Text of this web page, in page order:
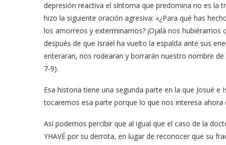
depresión reactiva el síntoma que predomina no es la
hizo la siguiente oración agresiva: «¿Para qué has
los amorreos y exterminarnos? ¡Ojalá nos
después de que Israel ha vuelto la espalda ante sus
enteraran, nos rodearan y borrarán nuestro nombre
7-9).
Esa historia tiene una segunda parte en la que Josué
tocaremos esa parte porque lo que nos interesa ahora
Así podemos percibir que al igual que el caso de la
YHAVÉ por su derrota, en lugar de reconocer que su